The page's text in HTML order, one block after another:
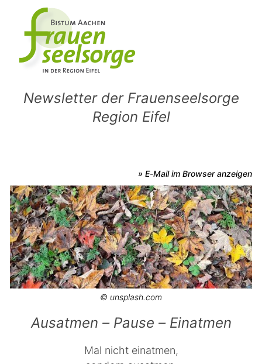
Newsletter der Frauenseelsorge
Region Eifel
» E-Mail im Browser anzeigen
© unsplash.com
Ausatmen – Pause – Einatmen
Mal nicht einatmen,